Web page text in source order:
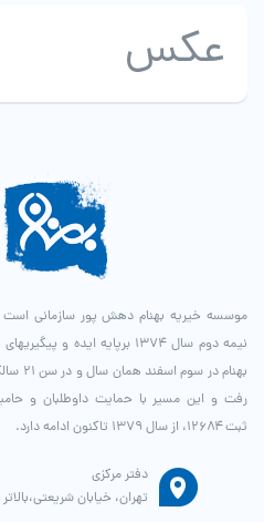
عکس
موسسه خیریه بهنام دهش پور سازمانی است
نیمه دوم سال ۱۳۷۴ برپایه ایده
رفت و این مسیر با حمایت داوطلبان و
ثبت ۱۲۶۸۴، از سال ۱۳۷۹ تاکنون ادامه دارد.
دفتر مرکزی
تهران، خیابان